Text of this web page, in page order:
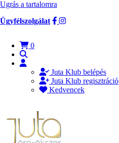
Ugrás a tartalomra
Ügyfélszolgálat
0
Juta Klub belépés
Juta Klub regisztráció
Kedvencek